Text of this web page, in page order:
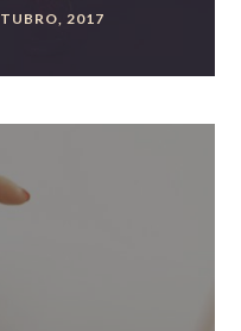
2017